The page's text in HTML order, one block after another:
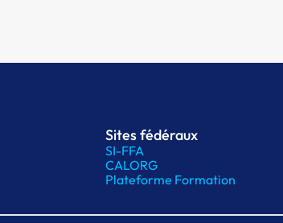
Sites fédéraux
SI-FFA
CALORG
Plateforme Formation